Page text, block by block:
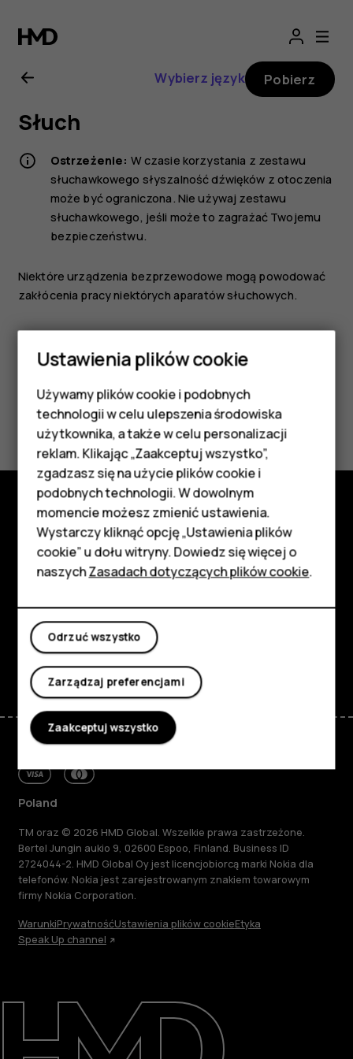
Nokia
2.1
—
instrukcja
obsługi
Smartfony
Telefony z funkcjami
podstawowymi
Akcesoria
HMD Terra M
Tablety
Moje konto
Naprawa i recykling
Zrównoważony rozwój
Wsparcie
Wybierz język Pobierz
Słuch
Ostrzeżenie: W czasie korzystania z zestawu
słuchawkowego słyszalność dźwięków z otoczenia
może być ograniczona. Nie używaj zestawu
słuchawkowego, jeśli może to zagrażać Twojemu
bezpieczeństwu.
Niektóre urządzenia bezprzewodowe mogą powodować
zakłócenia pracy niektórych aparatów słuchowych.
Czy te informacje były pomocne?
Tak Nie
Poznaj
Informacje
Wsparcie
FacebookInstagram
TiktokYoutube
Poland
TM oraz © 2026 HMD Global. Wszelkie prawa zastrzeżone.
Bertel Jungin aukio 9, 02600 Espoo, Finland. Business ID
2724044-2. HMD Global Oy jest licencjobiorcą marki Nokia dla
telefonów. Nokia jest zarejestrowanym znakiem towarowym
firmy Nokia Corporation.
WarunkiPrywatnośćUstawienia plików cookieEtyka
Speak Up channel
Ustawienia plików cookie
Używamy plików cookie i podobnych
technologii w celu ulepszenia środowiska
użytkownika, a także w celu personalizacji
reklam. Klikając „Zaakceptuj wszystko”,
zgadzasz się na użycie plików cookie i
podobnych technologii. W dowolnym
momencie możesz zmienić ustawienia.
Wystarczy kliknąć opcję „Ustawienia plików
cookie” u dołu witryny. Dowiedz się więcej o
naszychZasadach dotyczących plików cookie.
Odrzuć wszystko
Zarządzaj preferencjami
Zaakceptuj wszystko